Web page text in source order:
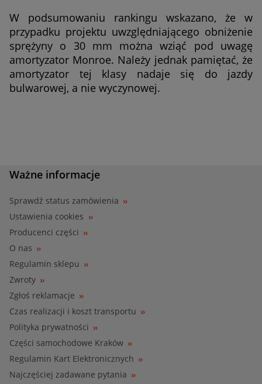
W podsumowaniu rankingu wskazano, że w
przypadku projektu uwzględniającego obniżenie
sprężyny o 30 mm można wziąć pod uwagę
amortyzator Monroe. Należy jednak pamiętać, że
amortyzator tej klasy nadaje się do jazdy
bulwarowej, a nie wyczynowej.
Ważne informacje
Sprawdź status zamówienia
Ustawienia cookies
Producenci części
O nas
Regulamin sklepu
Zwroty
Zgłoś reklamacje
Czas realizacji i koszt transportu
Polityka prywatności
Części samochodowe Kraków
Regulamin Kart Elektronicznych
Najczęściej zadawane pytania